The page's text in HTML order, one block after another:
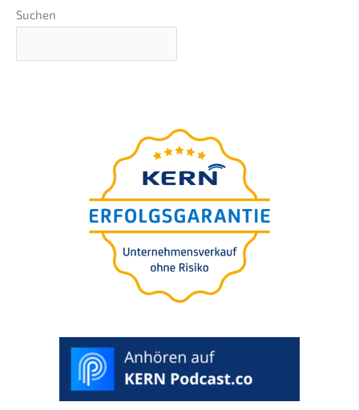
Suchen
Webinar sobre os princí­pi­os
básicospräsen­tiert von Nils
Koerber
Venda da empre­sa (M
sem risco e sem perda
de valor
ESCOLHA